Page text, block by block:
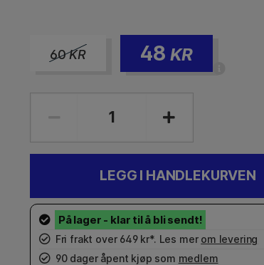
60KR 48 KR
LEGG I HANDLEKURVEN
Fri frakt over 649 kr*. Les mer om levering
90 dager åpent kjøp som medlem